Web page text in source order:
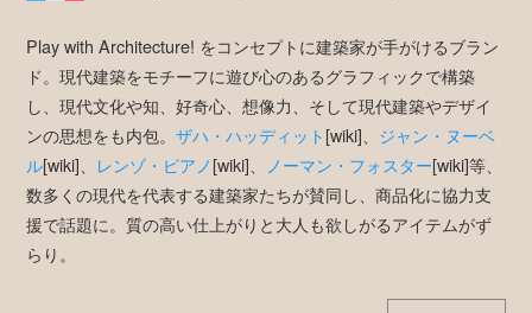
Play with Architecture! をコンセプトに建築家が手がけるブラン
ド。現代建築をモチーフに遊び心のあるグラフィックで構築
し、現代文化や知、好奇心、想像力、そして現代建築やデザイ
ンの思想をも内包。ザハ・ハッディット[wiki]、 ジャン・ヌーベ
ル[wiki]、 レンゾ・ピアノ[wiki]、 ノーマン・フォスター[wiki]等、
数多くの現代を代表する建築家たちが賛同し、商品化に協力支
援で話題に。質の高い仕上がりと大人も欲しがるアイテムがず
らり。